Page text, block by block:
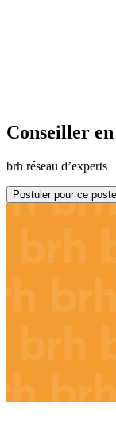
Conseiller
brh réseau d’experts
Postuler pour ce poste